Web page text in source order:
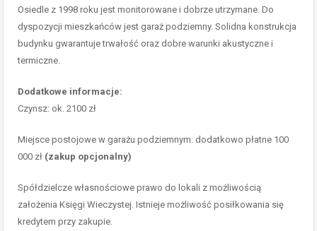
Osiedle z 1998 roku jest monitorowane i dobrze utrzymane. Do
dyspozycji mieszkańców jest garaż podziemny. Solidna konstrukcja
budynku gwarantuje trwałość oraz dobre warunki akustyczne i
termiczne.
Dodatkowe informacje:
Czynsz: ok. 2100 zł
Miejsce postojowe w garażu podziemnym: dodatkowo płatne 100
000 zł (zakup opcjonalny)
Spółdzielcze własnościowe prawo do lokali z możliwością
założenia Księgi Wieczystej. Istnieje możliwość posiłkowania się
kredytem przy zakupie.